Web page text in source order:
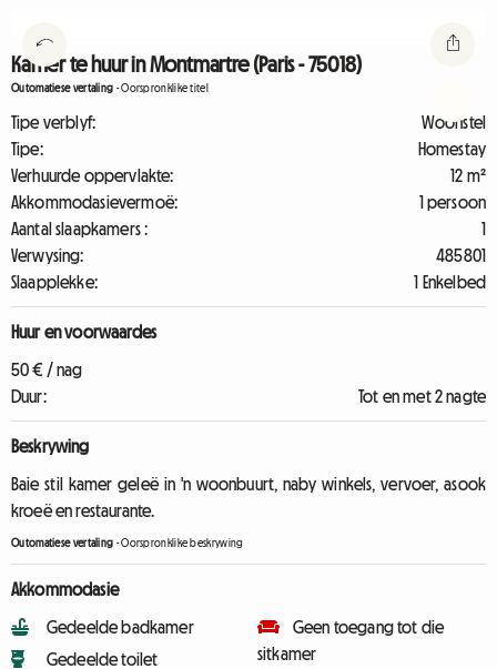
Kamer te huur in Montmartre (Paris - 75018)
Outomatiese vertaling -Oorspronklike titel
Tipe verblyf:
Woonstel
Tipe:
Homestay
Verhuurde oppervlakte:
12 m²
Akkommodasievermoë:
1 persoon
Aantal slaapkamers :
1
Verwysing:
485801
Slaapplekke:
1 Enkelbed
Huur en voorwaardes
50 € / nag
Duur:
Tot en met 2 nagte
Beskrywing
Baie stil kamer geleë in 'n woonbuurt, naby winkels, vervoer, asook
kroeë en restaurante.
Outomatiese vertaling -Oorspronklike beskrywing
Akkommodasie
Gedeelde badkamer
Gedeelde toilet
Geen toegang tot die
sitkamer